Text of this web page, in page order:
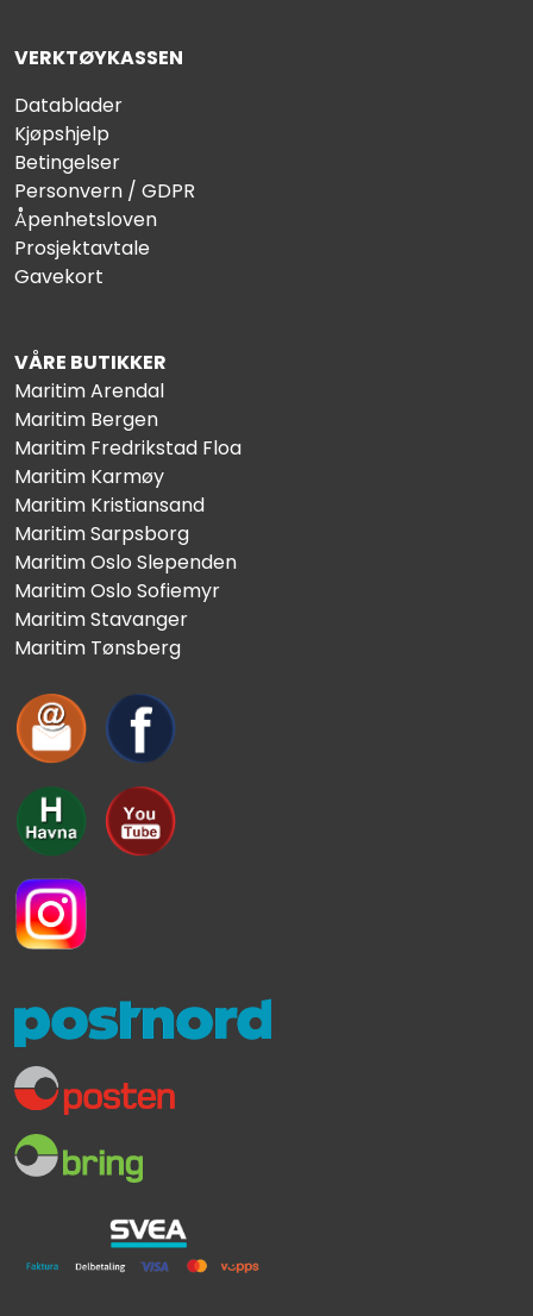
VERKTØYKASSEN
Datablader
Kjøpshjelp
Betingelser
Personvern / GDPR
Åpenhetsloven
Prosjektavtale
Gavekort
VÅRE BUTIKKER
Maritim Arendal
Maritim Bergen
Maritim Fredrikstad Floa
Maritim Karmøy
Maritim Kristiansand
Maritim Sarpsborg
Maritim Oslo Slependen
Maritim Oslo Sofiemyr
Maritim Stavanger
Maritim Tønsberg